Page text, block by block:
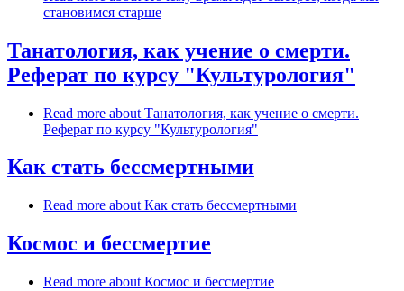
становимся старше
Танатология, как учение о смерти.
Реферат по курсу "Культурология"
Read more about Танатология, как учение о смерти.
Реферат по курсу "Культурология"
Как стать бессмертными
Read more about Как стать бессмертными
Космос и бессмертие
Read more about Космос и бессмертие